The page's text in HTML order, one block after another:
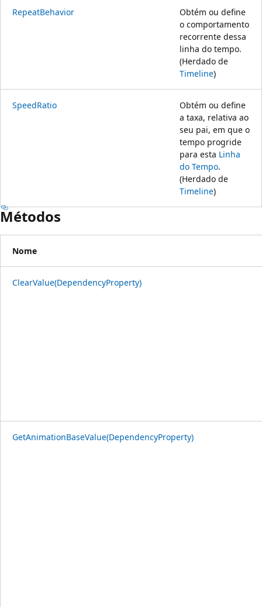
RepeatBehavior
Obtém ou define
o comportamento
recorrente dessa
linha do tempo.
(Herdado de
Timeline)
SpeedRatio
Obtém ou define
a taxa, relativa ao
seu pai, em que o
tempo progride
para esta Linha
do Tempo.
(Herdado de
Timeline)
Métodos
Nome
ClearValue(DependencyProperty)
GetAnimationBaseValue(DependencyProperty)